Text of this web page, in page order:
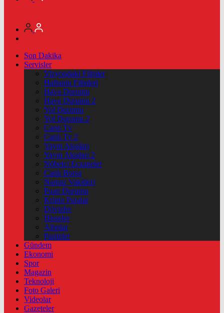
Son Dakika
Servisler
Vizyondaki Filmler
Haftanin Filmleri
Hava Durumu
Hava Durumu 2
Yol Durumu
Yol Durumu 2
Canlı Tv
Canlı Tv 2
Yayın Akışları
Yayın Akışları 2
Nöbetçi Eczaneler
Canlı Borsa
Namaz Vakitleri
Puan Durumu
Kripto Paralar
Dövizler
Hisseler
Altınlar
Pariteler
Gündem
Ekonomi
Spor
Magazin
Teknoloji
Foto Galeri
Videolar
Gazeteler